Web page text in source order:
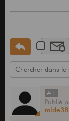
#1
Publié